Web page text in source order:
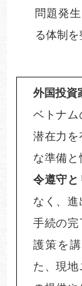
問題発
る体制を
外国投資
ベトナム
潜在力を
な準備と
令遵守と
なく、
手続の完
護策を
た、現